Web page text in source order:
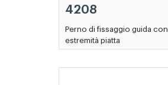
4208
Perno di fissaggio guida con
estremità piatta